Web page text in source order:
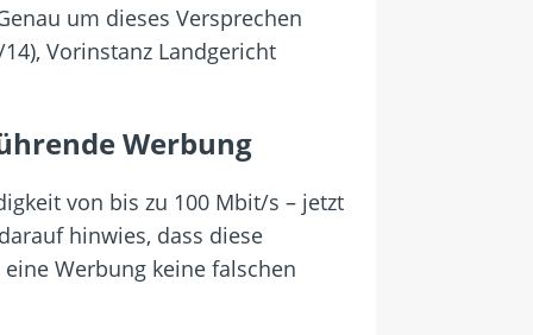
um dieses Versprechen
Vorinstanz Landgericht
Werbung
von bis zu 100 Mbit/s – jetzt
hinwies, dass diese
Werbung keine falschen